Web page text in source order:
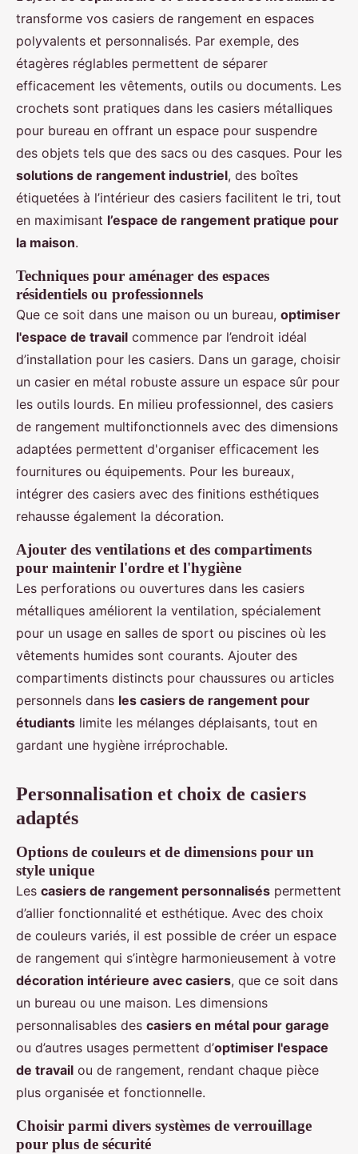
transforme vos casiers de rangement en espaces
polyvalents et personnalisés. Par exemple, des
étagères réglables permettent de séparer
efficacement les vêtements, outils ou documents. Les
crochets sont pratiques dans les casiers métalliques
pour bureau en offrant un espace pour suspendre
des objets tels que des sacs ou des casques. Pour les
solutions de rangement industriel, des boîtes
étiquetées à l’intérieur des casiers facilitent le tri, tout
en maximisant l’espace de rangement pratique pour
la maison.
Techniques pour aménager des espaces
résidentiels ou professionnels
Que ce soit dans une maison ou un bureau, optimiser
l'espace de travail commence par l’endroit idéal
d’installation pour les casiers. Dans un garage, choisir
un casier en métal robuste assure un espace sûr pour
les outils lourds. En milieu professionnel, des casiers
de rangement multifonctionnels avec des dimensions
adaptées permettent d'organiser efficacement les
fournitures ou équipements. Pour les bureaux,
intégrer des casiers avec des finitions esthétiques
rehausse également la décoration.
Ajouter des ventilations et des compartiments
pour maintenir l'ordre et l'hygiène
Les perforations ou ouvertures dans les casiers
métalliques améliorent la ventilation, spécialement
pour un usage en salles de sport ou piscines où les
vêtements humides sont courants. Ajouter des
compartiments distincts pour chaussures ou articles
personnels dans les casiers de rangement pour
étudiants limite les mélanges déplaisants, tout en
gardant une hygiène irréprochable.
Personnalisation et choix de casiers
adaptés
Options de couleurs et de dimensions pour un
style unique
Les casiers de rangement personnalisés permettent
d’allier fonctionnalité et esthétique. Avec des choix
de couleurs variés, il est possible de créer un espace
de rangement qui s’intègre harmonieusement à votre
décoration intérieure avec casiers, que ce soit dans
un bureau ou une maison. Les dimensions
personnalisables des casiers en métal pour garage
ou d’autres usages permettent d’optimiser l'espace
de travail ou de rangement, rendant chaque pièce
plus organisée et fonctionnelle.
Choisir parmi divers systèmes de verrouillage
pour plus de sécurité